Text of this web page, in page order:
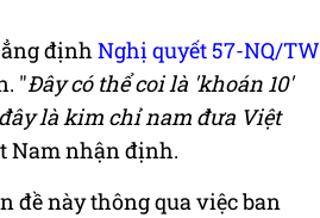
định Nghị quyết 57-NQ/TW
"Đây có thể coi là 'khoán 10'
là kim chỉ nam đưa Việt
Nam nhận định.
này thông qua việc ban